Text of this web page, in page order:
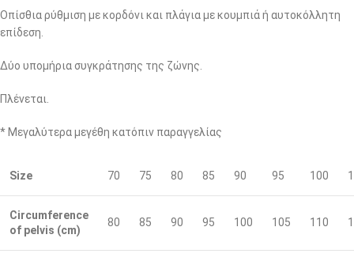
Οπίσθια ρύθμιση με κορδόνι και πλάγια με κουμπιά ή αυτοκόλλητη
επίδεση.
Δύο υπομήρια συγκράτησης της ζώνης.
Πλένεται.
* Μεγαλύτερα μεγέθη κατόπιν παραγγελίας
Size 70 75 80 85 90 95 100
Circumference
of pelvis (cm)
80 85 90 95 100 105 110